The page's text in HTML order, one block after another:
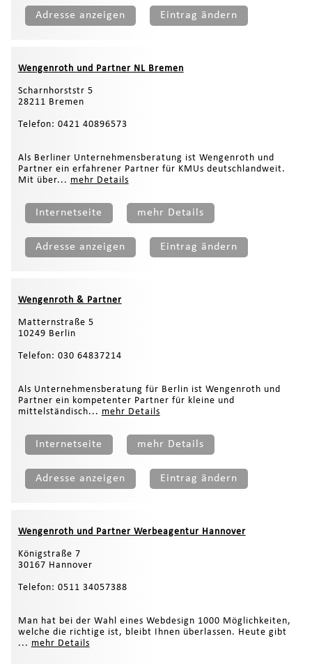
Adresse anzeigen Eintrag ändern
Wengenroth und Partner NL Bremen
Scharnhorststr 5
28211 Bremen
Telefon: 0421 40896573
Als Berliner Unternehmensberatung ist Wengenroth und
Partner ein erfahrener Partner für KMUs deutschlandweit.
Mit über... mehr Details
Internetseite mehr Details
Adresse anzeigen Eintrag ändern
Wengenroth & Partner
Matternstraße 5
10249 Berlin
Telefon: 030 64837214
Als Unternehmensberatung für Berlin ist Wengenroth und
Partner ein kompetenter Partner für kleine und
mittelständisch... mehr Details
Internetseite mehr Details
Adresse anzeigen Eintrag ändern
Wengenroth und Partner Werbeagentur Hannover
Königstraße 7
30167 Hannover
Telefon: 0511 34057388
Man hat bei der Wahl eines Webdesign 1000 Möglichkeiten,
welche die richtige ist, bleibt Ihnen überlassen. Heute gibt
... mehr Details